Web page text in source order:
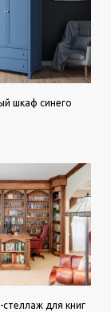
шкаф синего
для книг